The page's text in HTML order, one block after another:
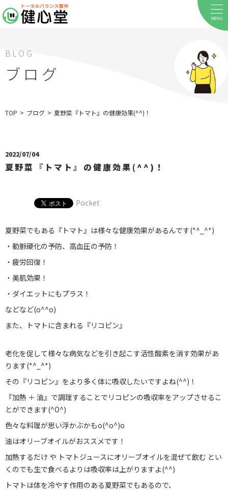
MENU
当院について
店舗案内
029-886-8602
BLOG
ブログ
TOP > ブログ > 夏野菜『トマト』の健康効果(^^)！
2022/07/04
夏野菜『トマト』の健康効果(^^)！
Pocket
夏野菜でもある『トマト』は様々な健康効果があるんです(*^_^*)
・動脈硬化の予防、高血圧の予防！
・疲労回復！
・美肌効果！
・ダイエットにもプラス！
などなど(o^^o)
また、トマトに含まれる『リコピン』
老化を促して様々な病気などを引き起こす活性酸素を消す効果があ
ります(*^_^*)
その『リコピン』をより多く体に吸収したいですよね(^^)！
『加熱 ＋ 油』で調理することでリコピンの吸収率をアップさせるこ
とができます(^O^)
色々な料理が思い浮かぶかもo(^o^)o
油はオリーブオイルがおススメです！
加熱するだけ や トマトジュースにオリーブオイルを混ぜて飲む とい
くのでも生で食べるよりは吸収率は上がりますよ(^^)
トマトは体を冷やす作用のある夏野菜でもあるので、